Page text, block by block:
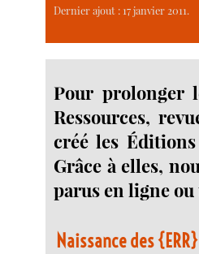
Dernier ajout : 17 janvier 2011.
Pour prolonger
Ressources,
créé les Éditions
Grâce à elles,
parus en ligne
Naissance des